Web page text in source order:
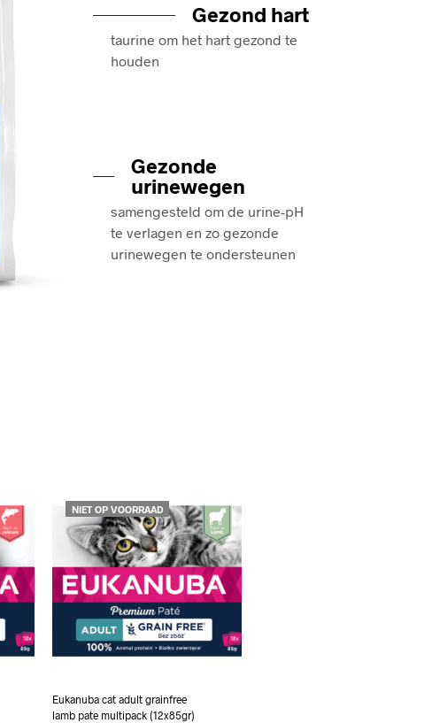
Gezond hart
taurine om het hart gezond te
houden
Gezonde
urinewegen
samengesteld om de urine-pH
te verlagen en zo gezonde
urinewegen te ondersteunen
NIET OP VOORRAAD
Eukanuba cat adult grainfree
lamb pate multipack (12x85gr)